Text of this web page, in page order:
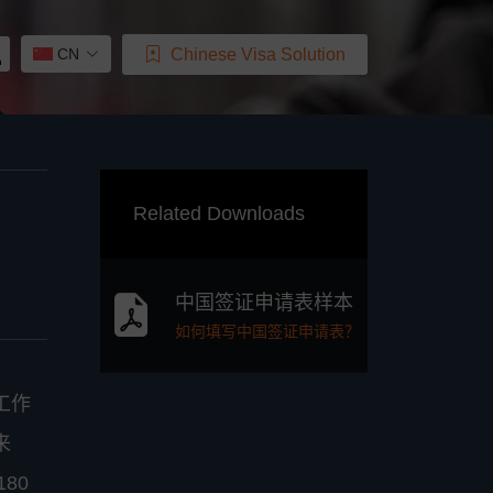
CN Chinese Visa Solution
作
Related Downloads
中国签证申请表样本
如何填写中国签证申请表？